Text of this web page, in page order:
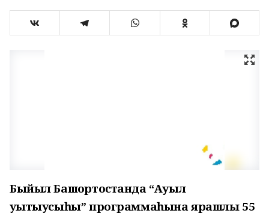
Быйыл Башҡортостанда “Ауыл
уҡытыусыһы” программаһына ярашлы 55